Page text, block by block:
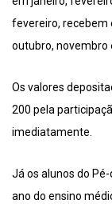
fevereiro, recebem
outubro, novembro
Os valores
200 pela
imediatamente.
Já os alunos do
ano do ensino